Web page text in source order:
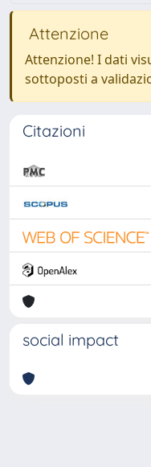
Attenzione
Attenzione! I dati
sottoposti a
Citazioni
social impact